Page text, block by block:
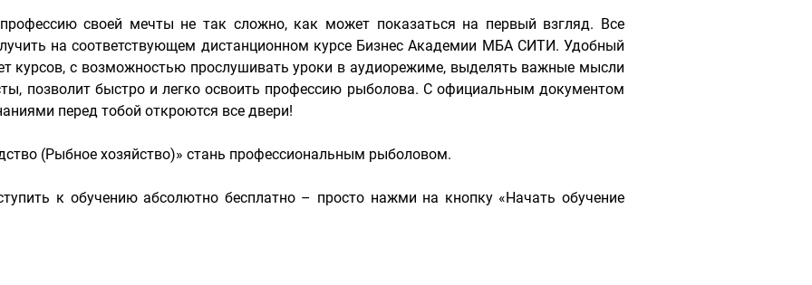
своей мечты не так сложно, как может показаться на первый взгляд. Все
на соответствующем дистанционном курсе Бизнес Академии МБА СИТИ. Удобный
курсов, с возможностью прослушивать уроки в аудиорежиме, выделять важные мысли
позволит быстро и легко освоить профессию рыболова. С официальным документом
перед тобой откроются все двери!
(Рыбное хозяйство)» стань профессиональным рыболовом.
к обучению абсолютно бесплатно – просто нажми на кнопку «Начать обучение